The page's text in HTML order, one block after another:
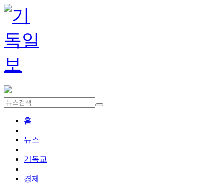
홈
뉴스
기독교
경제